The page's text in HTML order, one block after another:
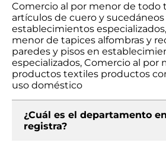
Comercio al por menor de todo
artículos de cuero y
establecimientos
menor de tapices alfombras y
paredes y pisos en
especializados, Comercio al por
productos textiles productos
uso doméstico
¿Cuál es el departamento
registra?